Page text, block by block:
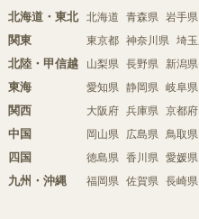
北海道・東北 北海道 青森県 岩手県
関東 東京都 神奈川県 埼
北陸・甲信越 山梨県 長野県 新潟県
東海 愛知県 静岡県 岐阜県
関西 大阪府 兵庫県 京都府
中国 岡山県 広島県 鳥取県
四国 徳島県 香川県 愛媛県
九州・沖縄 福岡県 佐賀県 長崎県